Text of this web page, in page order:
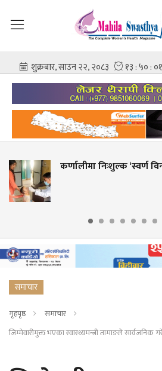
कर्णालीमा निःशुल्क ‘स्वर्ण विन्दु
समाचार
गृहपृष्ठ
समाचार
जिम्मेवारीमुक्त भएका स्वास्थ्यमन्त्री तामाङले सार्वजनिक